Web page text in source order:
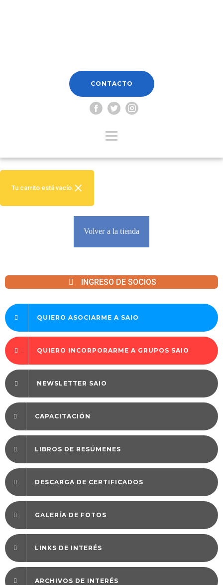
CONTACTO
Tu carrito está vacío.
Volver a la tienda
INGRESO DE SOCIOS
QUIERO ASOCIARME A SAIO
QUIERO INCORPORARME A GRUPOS SAIO
NEWSLETTER SAIO
CAPACITACIÓN
LIBROS DE RESÚMENES
DESCARGA DE CERTIFICADOS
GALERÍA DE FOTOS
LINKS DE INTERÉS
ARCHIVOS DE INTERÉS